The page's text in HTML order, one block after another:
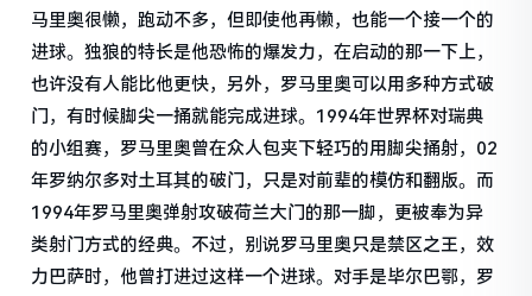
马里奥很懒，跑动不多，但即使他再懒，也能一个接一个的
进球。独狼的特长是他恐怖的爆发力，在启动的那一下上，
也许没有人能比他更快，另外，罗马里奥可以用多种方式破
门，有时候脚尖一捅就能完成进球。1994年世界杯对瑞典
的小组赛，罗马里奥曾在众人包夹下轻巧的用脚尖捅射，02
年罗纳尔多对土耳其的破门，只是对前辈的模仿和翻版。而
1994年罗马里奥弹射攻破荷兰大门的那一脚，更被奉为异
类射门方式的经典。不过，别说罗马里奥只是禁区之王，效
力巴萨时，他曾打进过这样一个进球。对手是毕尔巴鄂，罗